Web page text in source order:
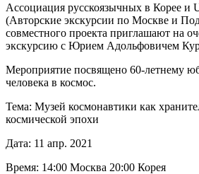
Ассоциация русскоязычных в Корее и
(Авторские экскурсии по Москве и
совместного проекта приглашают на
экскурсию с Юрием Адольфовичем
Мероприятие посвящено 60-летнему
человека в космос.
Тема: Музей космонавтики как
космической эпохи
Дата: 11 апр. 2021
Время: 14:00 Москва 20:00 Корея